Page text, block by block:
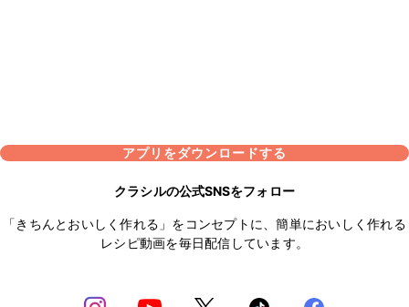
アプリをダウンロードする
クラシルの公式SNSをフォロー
「きちんとおいしく作れる」をコンセプトに、簡単においしく作れる
レシピ動画を毎日配信しています。